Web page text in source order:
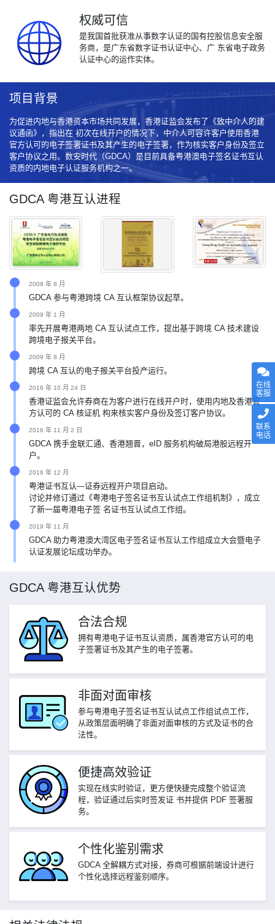
权威可信
是我国首批获准从事数字认证的国有控股信息安全服
务商，是广东省数字证书认证中心、广 东省电子政务
认证中心的运作实体。
项目背景
为促进内地与香港资本市场共同发展，香港证监会发布了《致中介人的建
议通函》，指出在 初次在线开户的情况下，中介人可容许客户使用香港
官方认可的电子签署证书及其产生的电子签署，作为核实客户身份及签立
客户协议之用。数安时代（GDCA）是目前具备粤港澳电子签名证书互认
资质的内地电子认证服务机构之一。
GDCA 粤港互认进程
2008 年 8 月
GDCA 参与粤港跨境 CA 互认框架协议起草。
2009 年 1 月
率先开展粤港两地 CA 互认试点工作，提出基于跨境 CA 技术建设
跨境电子报关平台。
2009 年 8 月
跨境 CA 互认的电子报关平台投产运行。
2016 年 10 月 24 日
香港证监会允许券商在为客户进行在线开户时，使用内地及香港官
方认可的 CA 核证机 构来核实客户身份及签订客户协议。
2016 年 11 月 2 日
GDCA 携手金联汇通、香港翘晋，eID 服务机构破局港股远程开
户。
2016 年 12 月
粤港证书互认—证券远程开户项目启动。
讨论并修订通过《粤港电子签名证书互认试点工作组机制》，成立
了新一届粤港电子签 名证书互认试点工作组。
2019 年 11 月
GDCA 助力粤港澳大湾区电子签名证书互认工作组成立大会暨电子
认证发展论坛成功举办。
GDCA 粤港互认优势
合法合规
拥有粤港电子证书互认资质，属香港官方认可的电
子签署证书及其产生的电子签署。
非面对面审核
参与粤港电子签名证书互认试点工作组试点工作，
从政策层面明确了非面对面审核的方式及证书的合
法性。
便捷高效验证
实现在线实时验证，更方便快捷完成整个验证流
程，验证通过后实时签发证 书并提供 PDF 签署服
务。
个性化鉴别需求
GDCA 全解耦方式对接，券商可根据前端设计进行
个性化选择远程鉴别顺序。
在线
客服
联系
电话